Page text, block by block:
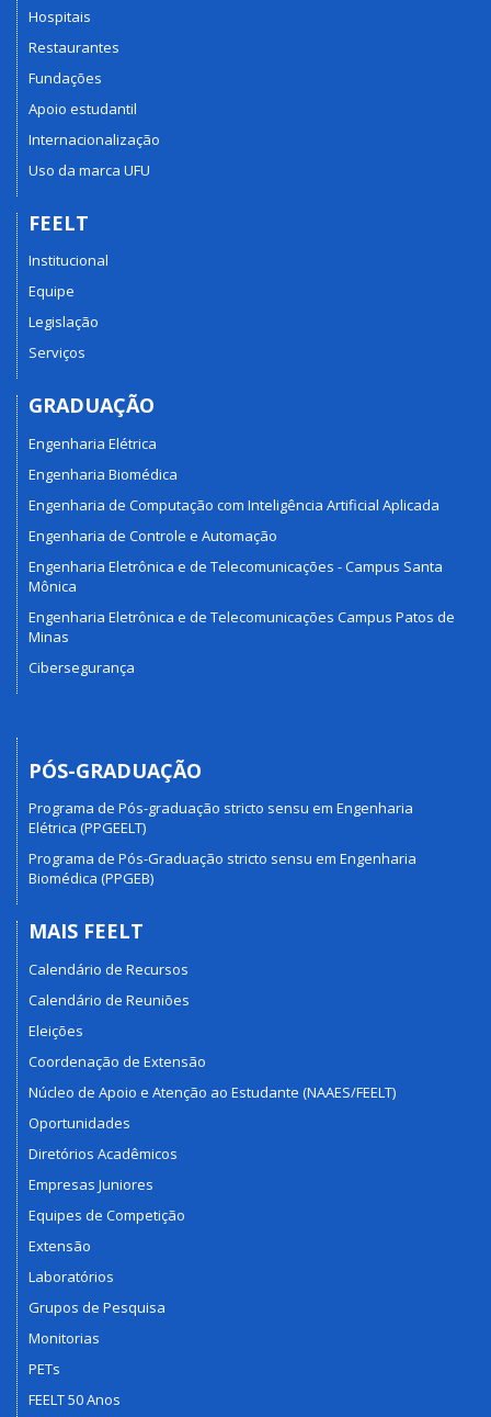
Hospitais
Restaurantes
Fundações
Apoio estudantil
Internacionalização
Uso da marca UFU
FEELT
Institucional
Equipe
Legislação
Serviços
GRADUAÇÃO
Engenharia Elétrica
Engenharia Biomédica
Engenharia de Computação com Inteligência Artificial Aplicada
Engenharia de Controle e Automação
Engenharia Eletrônica e de Telecomunicações - Campus Santa
Mônica
Engenharia Eletrônica e de Telecomunicações Campus Patos de
Minas
Cibersegurança
PÓS-GRADUAÇÃO
Programa de Pós-graduação stricto sensu em Engenharia
Elétrica (PPGEELT)
Programa de Pós-Graduação stricto sensu em Engenharia
Biomédica (PPGEB)
MAIS FEELT
Calendário de Recursos
Calendário de Reuniões
Eleições
Coordenação de Extensão
Núcleo de Apoio e Atenção ao Estudante (NAAES/FEELT)
Oportunidades
Diretórios Acadêmicos
Empresas Juniores
Equipes de Competição
Extensão
Laboratórios
Grupos de Pesquisa
Monitorias
PETs
FEELT 50 Anos